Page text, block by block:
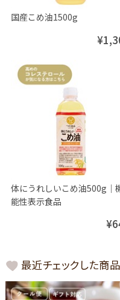
国産こめ油1500g
体にうれしいこめ油500g│
能性表示食品
最近チェックした商